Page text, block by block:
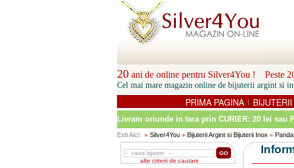
20 ani de online pentru Silver4You ! Peste
Cel mai mare magazin online de bijuterii argint si
PRIMA PAGINA |
Livram oriunde in tara prin CURIER: 20 lei sau
Esti Aici: » Silver4You » Bijuterii Argint si Bijuterii Inox »
alte criterii de cautare